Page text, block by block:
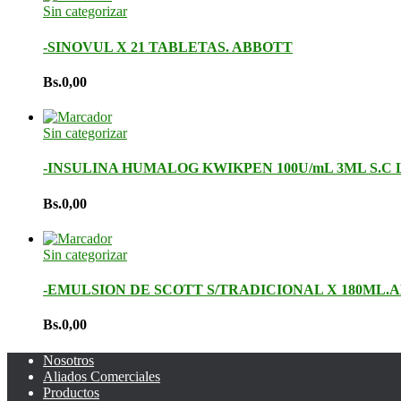
Sin categorizar
-SINOVUL X 21 TABLETAS. ABBOTT
Bs.0,00
Sin categorizar
-INSULINA HUMALOG KWIKPEN 100U/mL 3ML S.C
Bs.0,00
Sin categorizar
-EMULSION DE SCOTT S/TRADICIONAL X
Bs.0,00
Nosotros
Aliados Comerciales
Productos